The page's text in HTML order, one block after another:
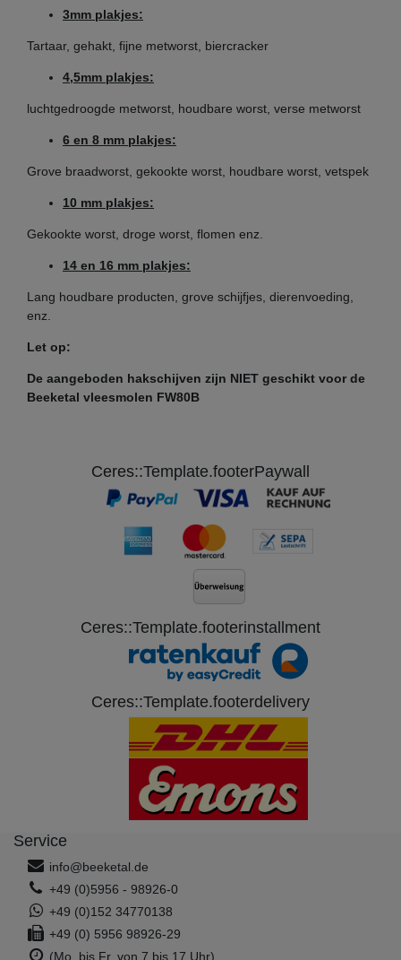
Diameter schijf: 83 mm
Boring diameter schijf: 11,5 mm
Diameter gaten: instelbaar van 2 - 16 mm
bijv.
geschikt voor Beeketal vleesmolen FW1100
Unger H82 maat 22 zonder naaf
Diameter gaten: instelbaar van 2 - 16 mm
bijv. geschikt voor Beeketal vleesmolen FW1100-2
3mm plakjes:
Tartaar, gehakt, fijne metworst, biercracker
4,5mm plakjes:
luchtgedroogde metworst, houdbare worst, verse metworst
6 en 8 mm plakjes:
Grove braadworst, gekookte worst, houdbare worst, vetspek
10 mm plakjes:
Gekookte worst, droge worst, flomen enz.
14 en 16 mm plakjes:
Lang houdbare producten, grove schijfjes, dierenvoeding,
enz.
Let op:
De aangeboden hakschijven zijn NIET geschikt voor de
Beeketal vleesmolen FW80B
Ceres::Template.footerPaywall
Ceres::Template.footerinstallment
Ceres::Template.footerdelivery
Service
info@beeketal.de
+49 (0)5956 - 98926-0
+49 (0)152 34770138
+49 (0) 5956 98926-29
(Mo. bis Fr. von 7 bis 17 Uhr)